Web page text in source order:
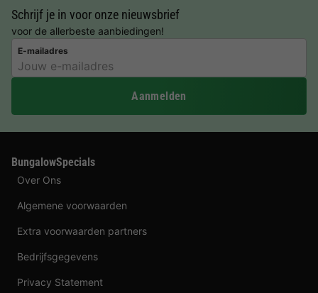
Schrijf je in voor onze nieuwsbrief
voor de allerbeste aanbiedingen!
E-mailadres
Aanmelden
BungalowSpecials
Over Ons
Algemene voorwaarden
Extra voorwaarden partners
Bedrijfsgegevens
Privacy Statement